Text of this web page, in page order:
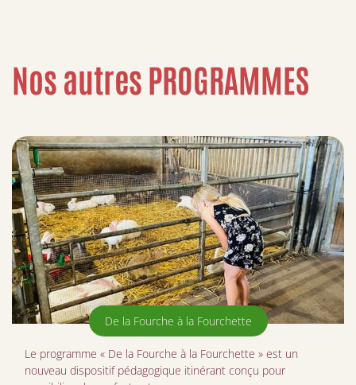
Nos autres PROGRAMMES
De la Fourche à la Fourchette
Le programme « De la Fourche à la Fourchette » est un
nouveau dispositif pédagogique itinérant conçu pour